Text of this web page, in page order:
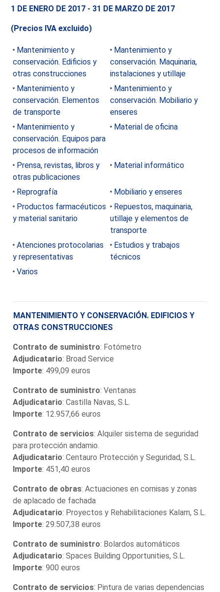
1 DE ENERO DE 2017 - 31 DE MARZO DE 2017
(Precios IVA excluido)
Mantenimiento y
conservación. Edificios y
otras construcciones
Mantenimiento y
conservación. Maquinaria,
instalaciones y utillaje
Mantenimiento y
conservación. Elementos
de transporte
Mantenimiento y
conservación. Mobiliario y
enseres
Mantenimiento y
conservación. Equipos para
procesos de información
Material de oficina
Prensa, revistas, libros y
otras publicaciones
Material informático
Reprografía
Mobiliario y enseres
Productos farmacéuticos
y material sanitario
Repuestos, maquinaria,
utillaje y elementos de
transporte
Atenciones protocolarias
y representativas
Estudios y trabajos
técnicos
Varios
MANTENIMIENTO Y CONSERVACIÓN. EDIFICIOS Y
OTRAS CONSTRUCCIONES
Contrato de suministro: Fotómetro
Adjudicatario: Broad Service
Importe: 499,09 euros
Contrato de suministro: Ventanas
Adjudicatario: Castilla Navas, S.L.
Importe: 12.957,66 euros
Contrato de servicios: Alquiler sistema de seguridad
para protección andamio.
Adjudicatario: Centauro Protección y Seguridad, S.L.
Importe: 451,40 euros
Contrato de obras: Actuaciones en cornisas y zonas
de aplacado de fachada
Adjudicatario: Proyectos y Rehabilitaciones Kalam, S.L.
Importe: 29.507,38 euros
Contrato de suministro: Bolardos automáticos
Adjudicatario: Spaces Building Opportunities, S.L.
Importe: 900 euros
Contrato de servicios: Pintura de varias dependencias